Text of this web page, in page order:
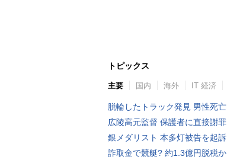
トピックス
主要 国内 海外 IT 経済
脱輪したトラック発見 男性死亡
広陵高元監督 保護者に直接謝罪
銀メダリスト 本多灯被告を起訴
詐取金で競艇? 約1.3億円脱税か